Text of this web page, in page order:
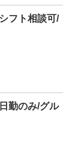
フト相談可/
勤のみ/グル